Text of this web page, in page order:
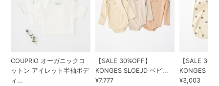
COUPRIO オーガニックコ
ットン アイレット半袖ボデ
ィ...
【SALE 30%OFF】
KONGES SLOEJD ベビ...
¥7,777
【SALE
KONGES
¥3,003